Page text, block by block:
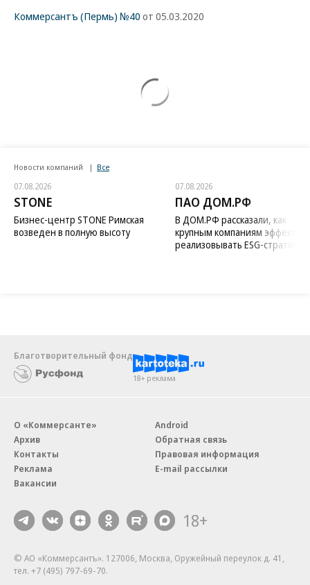
Коммерсантъ (Пермь) №40 от 05.03.2020
Новости компаний Все
07.08.2026
STONE
Бизнес-центр STONE Римская
возведен в полную высоту
07.08.2026
ПАО ДОМ.РФ
В ДОМ.РФ рассказали, как
крупным компаниям
реализовывать ESG-стратегию
Благотворительный фонд
18+ реклама
О «Коммерсанте»
Архив
Контакты
Реклама
Вакансии
Android
Обратная связь
Правовая информация
E-mail рассылки
18+
© АО «Коммерсантъ». 127006, Москва, Оружейный переулок д. 41,
тел. +7 (495) 797-69-70.